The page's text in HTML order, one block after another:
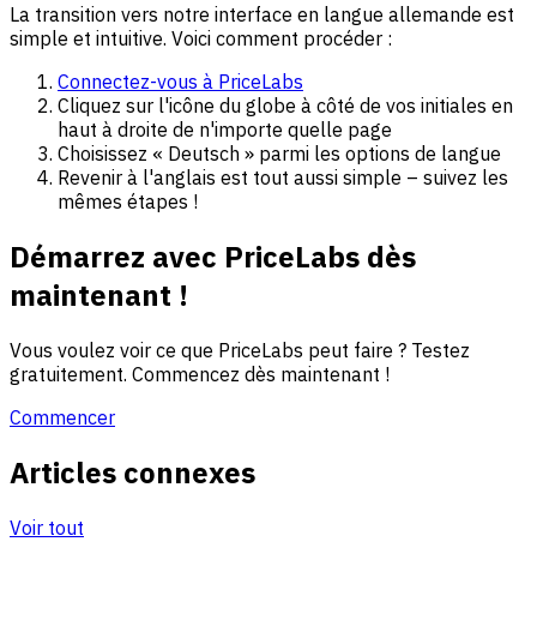
La transition vers notre interface en langue allemande est
simple et intuitive. Voici comment procéder :
Connectez-vous à PriceLabs
Cliquez sur l'icône du globe à côté de vos initiales en
haut à droite de n'importe quelle page
Choisissez « Deutsch » parmi les options de langue
Revenir à l'anglais est tout aussi simple – suivez les
mêmes étapes !
Démarrez avec PriceLabs dès
maintenant !
Vous voulez voir ce que PriceLabs peut faire ? Testez
gratuitement. Commencez dès maintenant !
Commencer
Articles connexes
Voir tout